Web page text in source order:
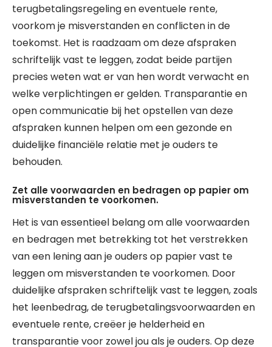
terugbetalingsregeling en eventuele rente,
voorkom je misverstanden en conflicten in de
toekomst. Het is raadzaam om deze afspraken
schriftelijk vast te leggen, zodat beide partijen
precies weten wat er van hen wordt verwacht en
welke verplichtingen er gelden. Transparantie en
open communicatie bij het opstellen van deze
afspraken kunnen helpen om een gezonde en
duidelijke financiële relatie met je ouders te
behouden.
Zet alle voorwaarden en bedragen op papier om
misverstanden te voorkomen.
Het is van essentieel belang om alle voorwaarden
en bedragen met betrekking tot het verstrekken
van een lening aan je ouders op papier vast te
leggen om misverstanden te voorkomen. Door
duidelijke afspraken schriftelijk vast te leggen, zoals
het leenbedrag, de terugbetalingsvoorwaarden en
eventuele rente, creëer je helderheid en
transparantie voor zowel jou als je ouders. Op deze